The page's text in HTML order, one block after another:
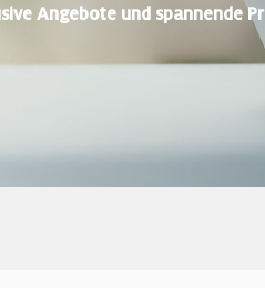
Angebote und spannende